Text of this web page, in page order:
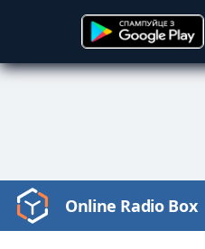
Video
Player
Online Radio Box